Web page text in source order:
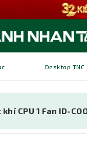
Desktop TNC
CPU 1 Fan ID-